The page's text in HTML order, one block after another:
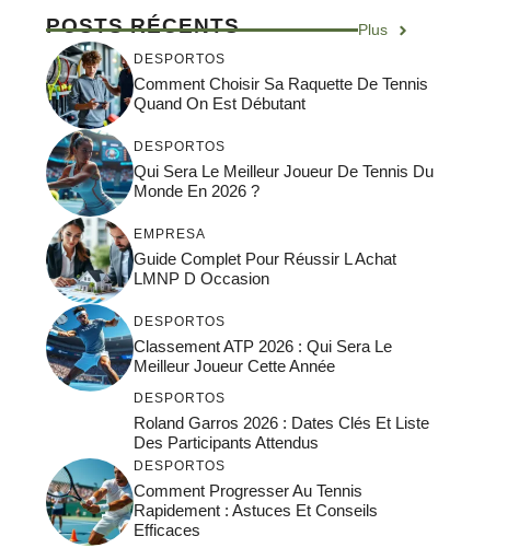
POSTS RÉCENTS Plus
DESPORTOS
Comment Choisir Sa Raquette De Tennis
Quand On Est Débutant
DESPORTOS
Qui Sera Le Meilleur Joueur De Tennis Du
Monde En 2026 ?
EMPRESA
Guide Complet Pour Réussir L Achat
LMNP D Occasion
DESPORTOS
Classement ATP 2026 : Qui Sera Le
Meilleur Joueur Cette Année
DESPORTOS
Roland Garros 2026 : Dates Clés Et Liste
Des Participants Attendus
DESPORTOS
Comment Progresser Au Tennis
Rapidement : Astuces Et Conseils
Efficaces